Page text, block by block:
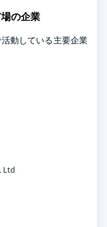
の企業
動している主要企業
Ltd